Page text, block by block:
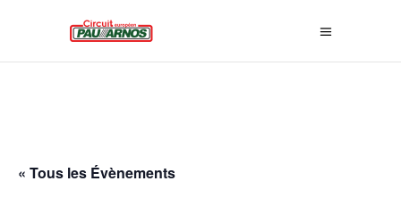
« Tous les Évènements